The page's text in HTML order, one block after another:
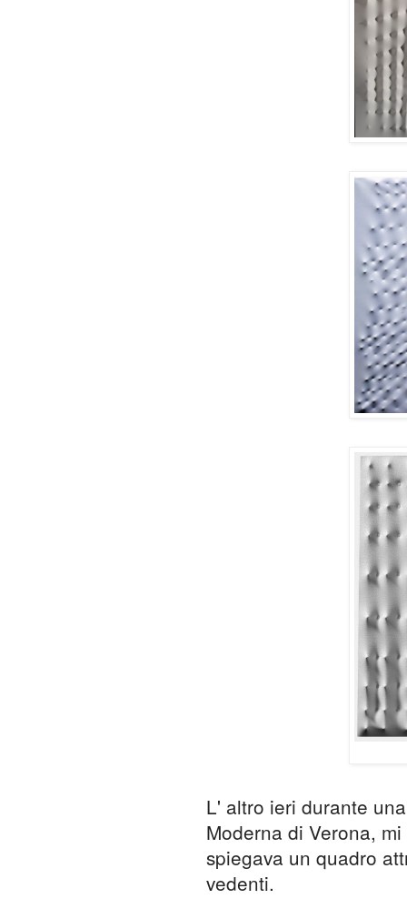
L' altro ieri durante
Moderna di Verona,
spiegava un quadro
vedenti.